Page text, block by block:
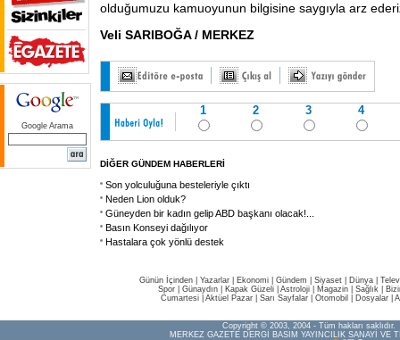
Google Arama
olduğumuzu kamuoyunun bilgisine saygıyla arz
Veli SARIBOĞA / MERKEZ
1 2 3 4
DİĞER GÜNDEM HABERLERİ
Son yolculuğuna besteleriyle çıktı
Neden Lion olduk?
Güneyden bir kadın gelip ABD başkanı olacak!...
Basın Konseyi dağılıyor
Hastalara çok yönlü destek
Günün İçinden Yazarlar Ekonomi Gündem Siyaset Dünya |
Spor
Günaydın Kapak Güzeli Astroloji Magazin Sağlık
Cumartesi| Aktüel Pazar| Sarı Sayfalar| Otomobil Dosyalar|
Copyright © 2003, 2004 - Tüm hakları saklıdır.
MERKEZ GAZETE DERGİ BASIM YAYINCILIK SANAYİ VE